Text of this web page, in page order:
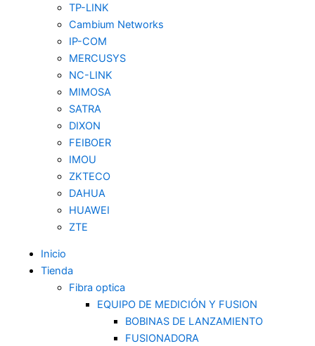
TP-LINK
Cambium Networks
IP-COM
MERCUSYS
NC-LINK
MIMOSA
SATRA
DIXON
FEIBOER
IMOU
ZKTECO
DAHUA
HUAWEI
ZTE
Inicio
Tienda
Fibra optica
EQUIPO DE MEDICIÓN Y FUSION
BOBINAS DE LANZAMIENTO
FUSIONADORA